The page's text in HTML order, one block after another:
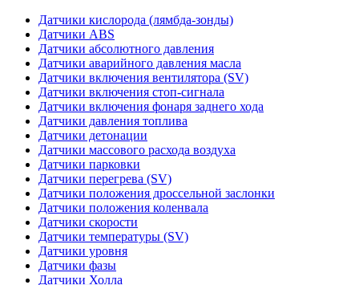
Датчики кислорода (лямбда-зонды)
Датчики ABS
Датчики абсолютного давления
Датчики аварийного давления масла
Датчики включения вентилятора (SV)
Датчики включения стоп-сигнала
Датчики включения фонаря заднего хода
Датчики давления топлива
Датчики детонации
Датчики массового расхода воздуха
Датчики парковки
Датчики перегрева (SV)
Датчики положения дроссельной заслонки
Датчики положения коленвала
Датчики скорости
Датчики температуры (SV)
Датчики уровня
Датчики фазы
Датчики Холла